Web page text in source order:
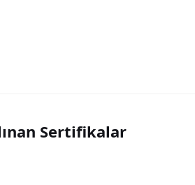
Sertifikalar